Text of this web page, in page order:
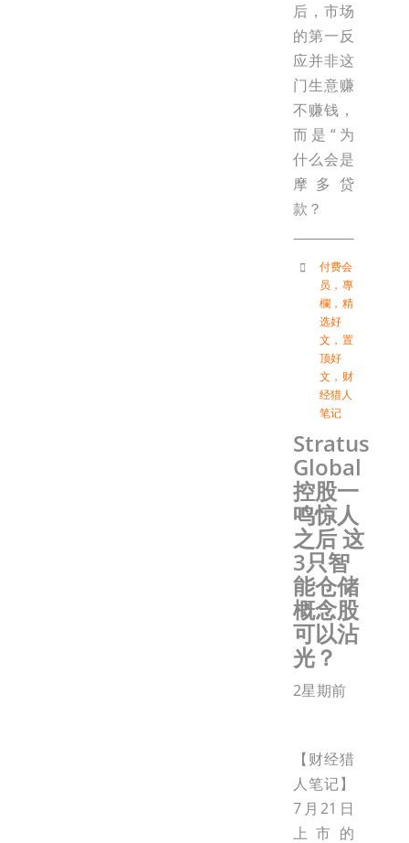
后，市场
的第一反
应并非这
门生意赚
不赚钱，
而是“为
什么会是
摩多贷
款？
付费会
员 ， 專
欄 ， 精
选好
文 ， 置
顶好
文 ， 财
经猎人
笔记
Stratus
Global
控股一
鸣惊人
之后 这
3只智
能仓储
概念股
可以沾
光？
2星期前
【财经猎
人笔记】
7月21日
上市的